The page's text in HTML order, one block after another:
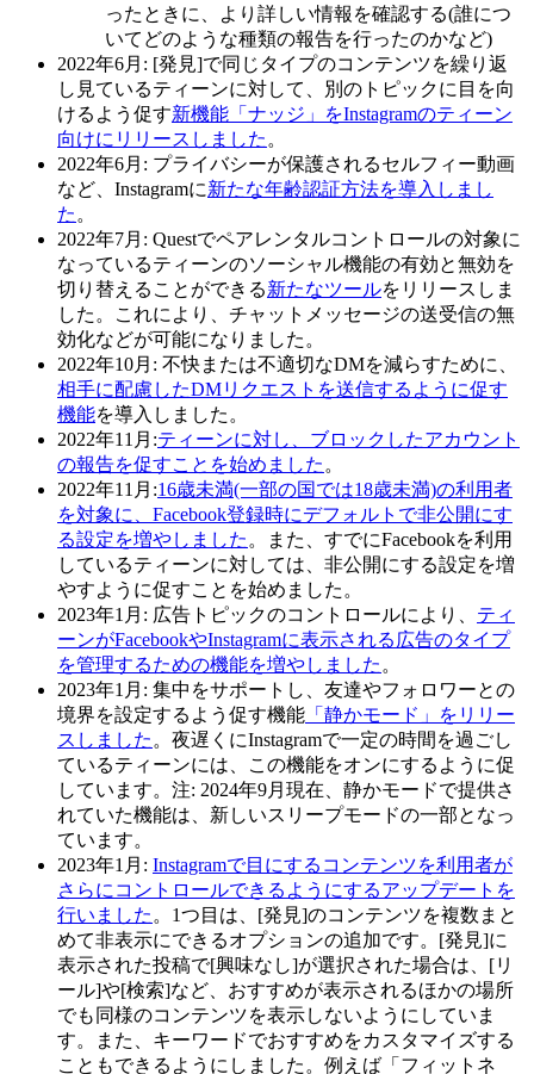
ったときに、より詳しい情報を確認する(誰につ
いてどのような種類の報告を行ったのかなど)
2022年6月: [発見]で同じタイプのコンテンツを繰り返
し見ているティーンに対して、別のトピックに目を向
けるよう促す新機能「ナッジ」をInstagramのティーン
向けにリリースしました 。
2022年6月 : プライバシーが保護されるセルフィー動画
など、Instagramに新たな年齢認証方法を導入しまし
た 。
2022年7月: Questでペアレンタルコントロールの対象に
なっているティーンのソーシャル機能の有効と無効を
切り替えることができる新たなツールをリリースしま
した。これにより、チャットメッセージの送受信の無
効化などが可能になりました。
2022年10月: 不快または不適切なDMを減らすために、
相手に配慮したDMリクエストを送信するように促す
機能を導入しました。
2022年11月:ティーンに対し、ブロックしたアカウント
の報告を促すことを始めました 。
2022年11月:16歳未満(一部の国では18歳未満)の利用者
を対象に、Facebook登録時にデフォルトで非公開にす
る設定を増やしました 。また、すでにFacebookを利用
しているティーンに対しては、非公開にする設定を増
やすように促すことを始めました。
2023年1月 : 広告トピックのコントロールにより、 ティ
ーンがFacebookやInstagramに表示される広告のタイプ
を管理するための機能を増やしました 。
2023年1月 : 集中をサポートし、友達やフォロワーとの
境界を設定するよう促す機能 「静かモード」をリリー
スしました 。夜遅くにInstagramで一定の時間を過ごし
ているティーンには、この機能をオンにするように促
しています。注: 2024年9月現在、静かモードで提供さ
れていた機能は、新しいスリープモードの一部となっ
ています。
2023年1月 : Instagramで目にするコンテンツを利用者が
さらにコントロールできるようにするアップデートを
行いました 。1つ目は、[発見]のコンテンツを複数まと
めて非表示にできるオプションの追加です。[発見]に
表示された投稿で[興味なし]が選択された場合は、[リ
ール]や[検索]など、おすすめが表示されるほかの場所
でも同様のコンテンツを表示しないようにしていま
す。また、キーワードでおすすめをカスタマイズする
こともできるようにしました。例えば「フィットネ